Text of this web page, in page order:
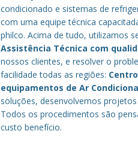
condicionado e sistemas de
com uma equipe técnica
philco. Acima de tudo, utilizamos
Assistência Técnica com
nossos clientes, e resolver o
facilidade todas as regiões: Centro
equipamentos de Ar
soluções, desenvolvemos
Todos os procedimentos são
custo benefício.